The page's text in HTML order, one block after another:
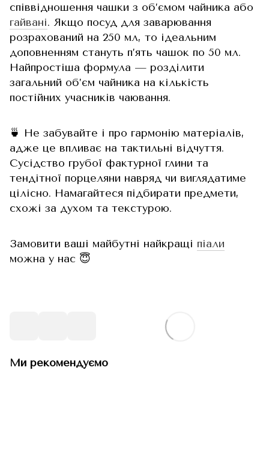
співвідношення чашки з об’ємом чайника або
гайвані. Якщо посуд для заварювання
розрахований на 250 мл, то ідеальним
доповненням стануть п’ять чашок по 50 мл.
Найпростіша формула — розділити
загальний об’єм чайника на кількість
постійних учасників чаювання.
🍵 Не забувайте і про гармонію матеріалів,
адже це впливає на тактильні відчуття.
Сусідство грубої фактурної глини та
тендітної порцеляни навряд чи виглядатиме
цілісно. Намагайтеся підбирати предмети,
схожі за духом та текстурою.
Замовити ваші майбутні найкращі піали
можна у нас 😇
Ми рекомендуємо